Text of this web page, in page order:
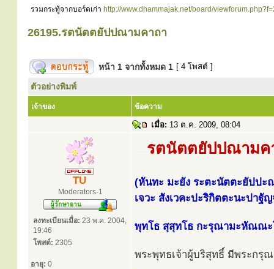
รวมกระทู้จากบอร์ดเก่า http://www.dhammajak.net/board/
26195.รตนัตตยัปปณามคาถา
หน้า 1 จากทั้งหมด 1 [ 4 โพสต์ ]
ตัวอย่างพิมพ์
เจ้าของ ข้อความ
เมื่อ: 13 ต.ค. 2009, 08:04
TU
Moderators-1
ลงทะเบียนเมื่อ: 23 พ.ค. 2004,
19:46
โพสต์: 2305
อายุ: 0
รตนัตตยัปปณามค
(หันทะ มะยัง ระตะนัตตะยัปปะ
เจวะ สังเวคะปะริกิตตะนะปาฐั
พุทโธ สุสุทโธ กะรุณามะหัณณะ
พระพุทธเจ้าผู้บริสุทธิ์ มีพระกรุ